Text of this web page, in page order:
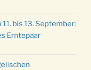
Krippenspiel im Ev.
Uhr
FeG um 16 Uhr
in der Kirche um
bis 13. September:
Erntepaar